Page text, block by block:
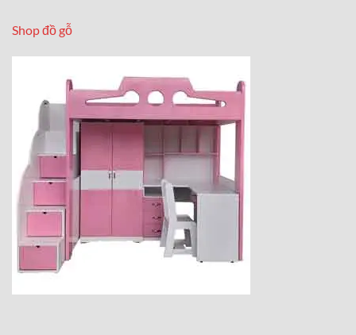
Shop đồ gỗ